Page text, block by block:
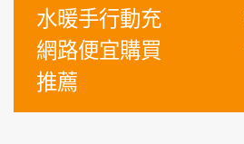
水暖手行動充
網路便宜購買
推薦